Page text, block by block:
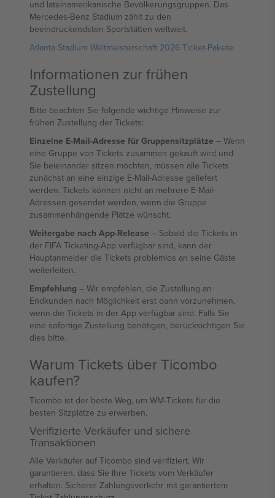
und lateinamerikanische Bevölkerungsgruppen. Das
Mercedes-Benz Stadium zählt zu den
beeindruckendsten Sportstätten weltweit.
Atlanta Stadium Weltmeisterschaft 2026 Ticket-Pakete
Informationen zur frühen
Zustellung
Bitte beachten Sie folgende wichtige Hinweise zur
frühen Zustellung der Tickets:
Einzelne E-Mail-Adresse für Gruppensitzplätze – Wenn
eine Gruppe von Tickets zusammen gekauft wird und
Sie beieinander sitzen möchten, müssen alle Tickets
zunächst an eine einzige E-Mail-Adresse geliefert
werden. Tickets können nicht an mehrere E-Mail-
Adressen gesendet werden, wenn die Gruppe
zusammenhängende Plätze wünscht.
Weitergabe nach App-Release – Sobald die Tickets in
der FIFA Ticketing-App verfügbar sind, kann der
Hauptanmelder die Tickets problemlos an seine Gäste
weiterleiten.
Empfehlung – Wir empfehlen, die Zustellung an
Endkunden nach Möglichkeit erst dann vorzunehmen,
wenn die Tickets in der App verfügbar sind. Falls Sie
eine sofortige Zustellung benötigen, berücksichtigen Sie
dies bitte.
Warum Tickets über Ticombo
kaufen?
Ticombo ist der beste Weg, um WM-Tickets für die
besten Sitzplätze zu erwerben.
Verifizierte Verkäufer und sichere
Transaktionen
Alle Verkäufer auf Ticombo sind verifiziert. Wir
garantieren, dass Sie Ihre Tickets vom Verkäufer
erhalten. Sicherer Zahlungsverkehr mit garantiertem